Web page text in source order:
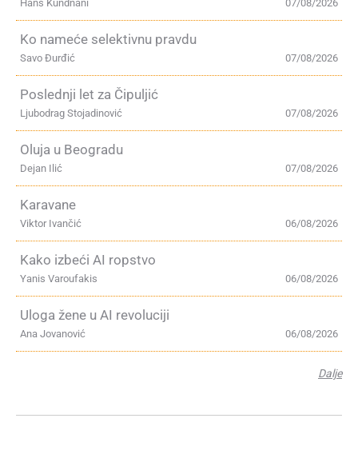
07/08/2026
Hans Kundnani
Ko nameće selektivnu pravdu
07/08/2026
Savo Đurđić
Poslednji let za Čipuljić
07/08/2026
Ljubodrag Stojadinović
Oluja u Beogradu
07/08/2026
Dejan Ilić
Karavane
06/08/2026
Viktor Ivančić
Kako izbeći AI ropstvo
06/08/2026
Yanis Varoufakis
Uloga žene u AI revoluciji
06/08/2026
Ana Jovanović
Dalje